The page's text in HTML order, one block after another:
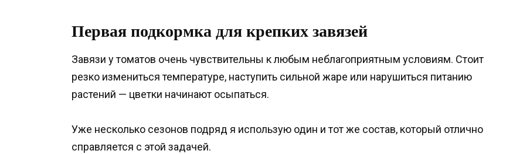
Первая подкормка для крепких завязей
Завязи у томатов очень чувствительны к любым неблагоприятным условиям. Стоит
резко измениться температуре, наступить сильной жаре или нарушиться питанию
растений — цветки начинают осыпаться.
Уже несколько сезонов подряд я использую один и тот же состав, который отлично
справляется с этой задачей.